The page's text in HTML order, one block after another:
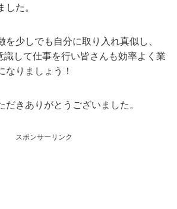
た。
少しでも自分に取り入れ真似し、
識して仕事を行い皆さんも効率よく業
なりましょう！
きありがとうございました。
スポンサーリンク